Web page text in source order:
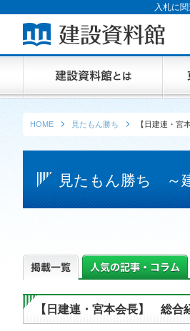
入札に
HOME 見たもん勝ち 【日建連・
見たもん勝ち ～
【日建連・宮本会長】 総合